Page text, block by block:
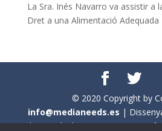
La Sra. Inés Navarro va assistir a
Dret a una Alimentació Adequada
© 2020 Copyright by
info@medianeeds.es |
| Tots els drets reservats a